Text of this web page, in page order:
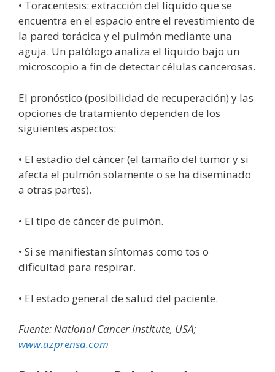
• Toracentesis: extracción del líquido que se
encuentra en el espacio entre el revestimiento de
la pared torácica y el pulmón mediante una
aguja. Un patólogo analiza el líquido bajo un
microscopio a fin de detectar células cancerosas.
El pronóstico (posibilidad de recuperación) y las
opciones de tratamiento dependen de los
siguientes aspectos:
• El estadio del cáncer (el tamaño del tumor y si
afecta el pulmón solamente o se ha diseminado
a otras partes).
• El tipo de cáncer de pulmón.
• Si se manifiestan síntomas como tos o
dificultad para respirar.
• El estado general de salud del paciente.
Fuente: National Cancer Institute, USA;
www.azprensa.com